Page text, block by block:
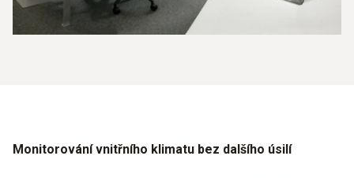
Monitorování vnitřního klimatu bez dalšího úsilí